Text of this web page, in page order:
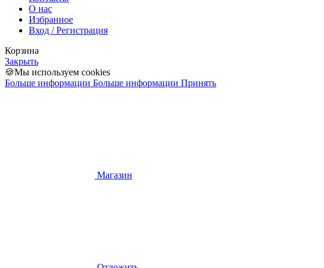
О нас
Избранное
Вход / Регистрация
Корзина
Закрыть
🍪Мы используем cookies
Больше информации Больше информации Принять
Магазин